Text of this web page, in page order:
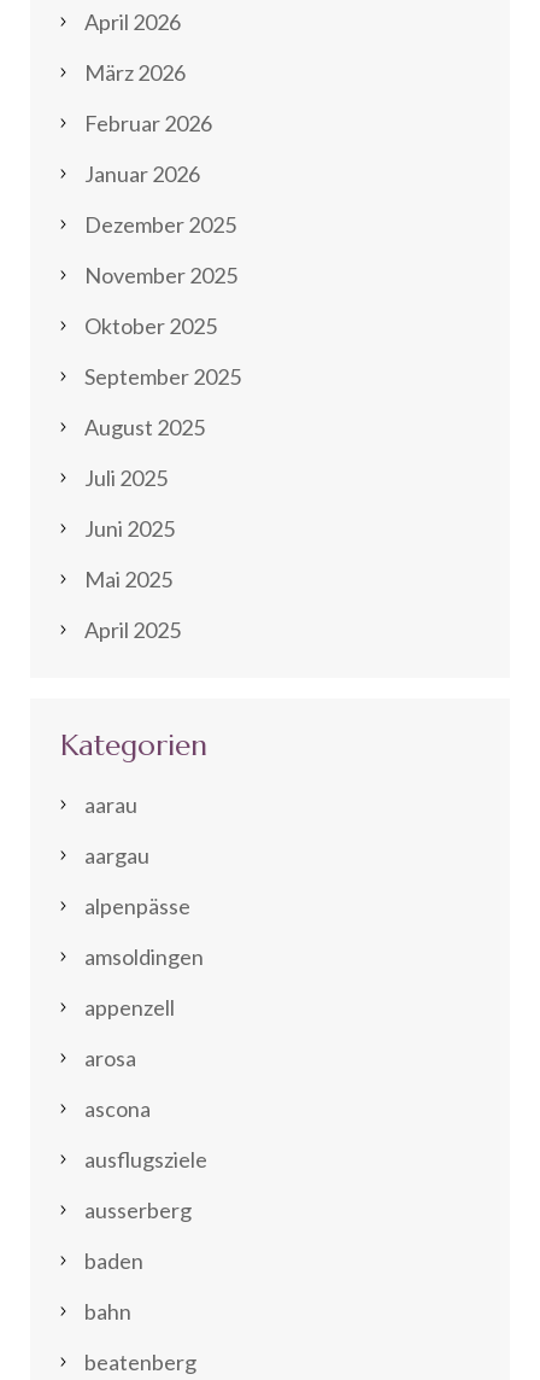
April 2026
März 2026
Februar 2026
Januar 2026
Dezember 2025
November 2025
Oktober 2025
September 2025
August 2025
Juli 2025
Juni 2025
Mai 2025
April 2025
Kategorien
aarau
aargau
alpenpässe
amsoldingen
appenzell
arosa
ascona
ausflugsziele
ausserberg
baden
bahn
beatenberg